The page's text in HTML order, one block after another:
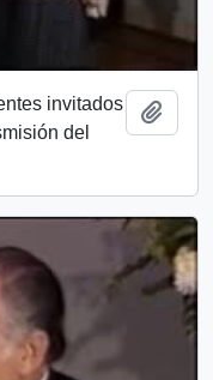
invitados
del